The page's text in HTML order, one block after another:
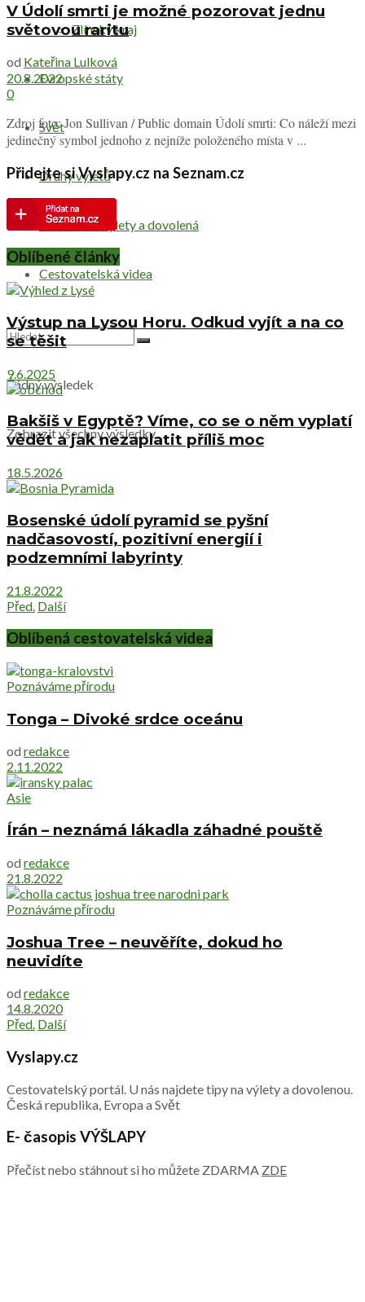
Zlínský kraj
Evropské státy
Svět
Druhy výletů
Netradiční výlety a dovolená
Cestovatelská videa
Žádný výsledek
Zobrazit všechny výsledky
V Údolí smrti je možné pozorovat jednu
světovou raritu
od Kateřina Lulková
20.8.2022
0
Zdroj foto: Jon Sullivan / Public domain Údolí smrti: Co náleží mezi
jedinečný symbol jednoho z nejníže položeného místa v ...
Přidejte si Vyslapy.cz na Seznam.cz
Oblíbené články
Výstup na Lysou Horu. Odkud vyjít a na co
se těšit
9.6.2025
Bakšiš v Egyptě? Víme, co se o něm vyplatí
vědět a jak nezaplatit příliš moc
18.5.2026
Bosenské údolí pyramid se pyšní
nadčasovostí, pozitivní energií i
podzemními labyrinty
21.8.2022
Před. Další
Oblíbená cestovatelská videa
Poznáváme přírodu
Tonga – Divoké srdce oceánu
od redakce
2.11.2022
Asie
Írán – neznámá lákadla záhadné pouště
od redakce
21.8.2022
Poznáváme přírodu
Joshua Tree – neuvěříte, dokud ho
neuvidíte
od redakce
14.8.2020
Před. Další
Vyslapy.cz
Cestovatelský portál. U nás najdete tipy na výlety a dovolenou.
Česká republika, Evropa a Svět
E- časopis VÝŠLAPY
Přečíst nebo stáhnout si ho můžete ZDARMA ZDE